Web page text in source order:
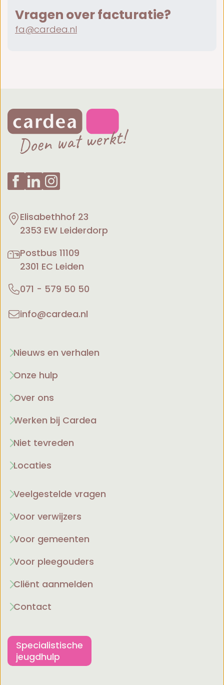
Vragen over facturatie?
fa@cardea.nl
Elisabethhof 23
2353 EW Leiderdorp
Postbus 11109
2301 EC Leiden
071 - 579 50 50
info@cardea.nl
Nieuws en verhalen
Onze hulp
Over ons
Werken bij Cardea
Niet tevreden
Locaties
Veelgestelde vragen
Voor verwijzers
Voor gemeenten
Voor pleegouders
Cliënt aanmelden
Contact
Specialistische
jeugdhulp